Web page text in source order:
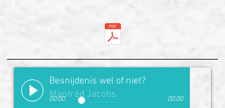
Besnijdenis wel of niet?
Manfred Jacobs
00:00 00:00